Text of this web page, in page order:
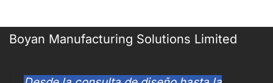
Boyan Manufacturing Solutions Limited